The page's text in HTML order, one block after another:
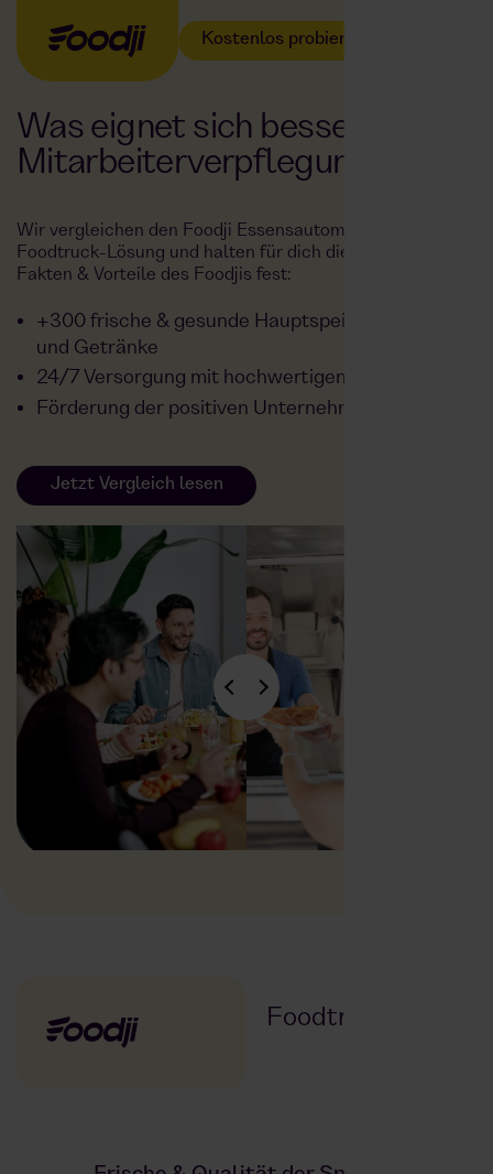
Kostenlos probieren
Was eignet sich besser als
Mitarbeiterverpflegung?
Wir vergleichen den Foodji Essensautomaten mit einer
Foodtruck-Lösung und halten für dich die wichtigsten
Fakten & Vorteile des Foodjis fest:
+300 frische & gesunde Hauptspeisen, Snacks
und Getränke
24/7 Versorgung mit hochwertigem Essen
Förderung der positiven Unternehmenskultur
Jetzt Vergleich lesen
Foodtruck